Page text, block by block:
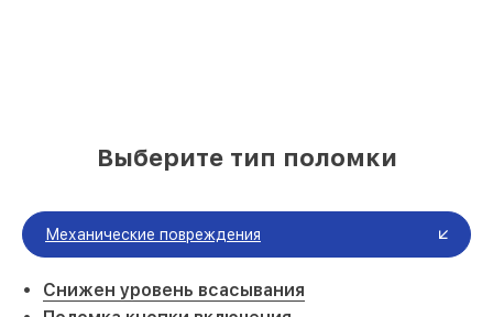
Выберите тип поломки
Механические повреждения
Снижен уровень всасывания